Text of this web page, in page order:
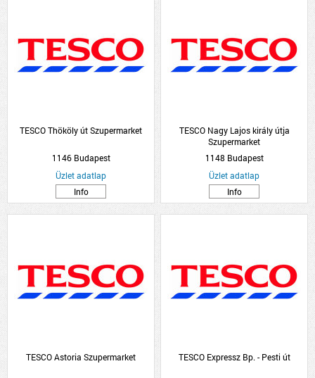
TESCO Thököly út Szupermarket
1146 Budapest
Üzlet adatlap
Info
TESCO Nagy Lajos király útja
Szupermarket
1148 Budapest
Üzlet adatlap
Info
TESCO Astoria Szupermarket TESCO Expressz Bp. - Pesti út